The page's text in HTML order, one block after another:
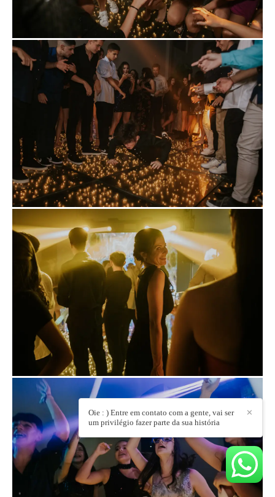
✕
Oie : ) Entre em contato com a gente, vai ser
um privilégio fazer parte da sua história